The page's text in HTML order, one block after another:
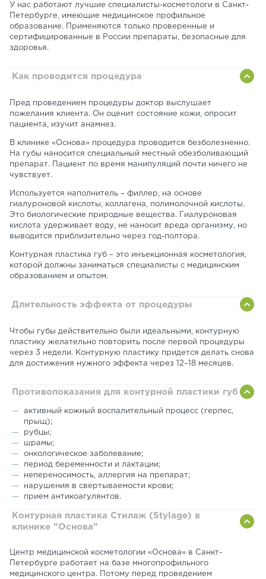
У нас работают лучшие специалисты-косметологи в Санкт-
Петербурге, имеющие медицинское профильное
образование. Применяются только проверенные и
сертифицированные в России препараты, безопасные для
здоровья.
Как проводится процедура
Пред проведением процедуры доктор выслушает
пожелания клиента. Он оценит состояние кожи, опросит
пациента, изучит анамнез.
В клинике «Основа» процедура проводится безболезненно.
На губы наносится специальный местный обезболивающий
препарат. Пациент по время манипуляций почти ничего не
чувствует.
Используется наполнитель – филлер, на основе
гиалуроновой кислоты, коллагена, полимолочной кислоты.
Это биологические природные вещества. Гиалуроновая
кислота удерживает воду, не наносит вреда организму, но
выводится приблизительно через год-полтора.
Контурная пластика губ – это инъекционная косметология,
которой должны заниматься специалисты с медицинским
образованием и опытом.
Длительность эффекта от процедуры
Чтобы губы действительно были идеальными, контурную
пластику желательно повторить после первой процедуры
через 3 недели. Контурную пластику придется делать снова
для достижения нужного эффекта через 12–18 месяцев.
Противопоказания для контурной пластики губ
активный кожный воспалительный процесс (герпес,
прыщ);
рубцы;
шрамы;
онкологическое заболевание;
период беременности и лактации;
непереносимость, аллергия на препарат;
нарушения в свертываемости крови;
прием антикоагулянтов.
Контурная пластика Стилаж (Stylage) в
клинике "Основа"
Центр медицинской косметологии «Основа» в Санкт-
Петербурге работает на базе многопрофильного
медицинского центра. Потому перед проведением